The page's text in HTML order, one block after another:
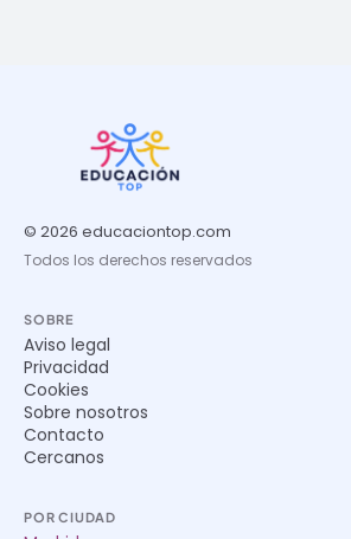
© 2026 educaciontop.com
Todos los derechos reservados
SOBRE
Aviso legal
Privacidad
Cookies
Sobre nosotros
Contacto
Cercanos
POR CIUDAD